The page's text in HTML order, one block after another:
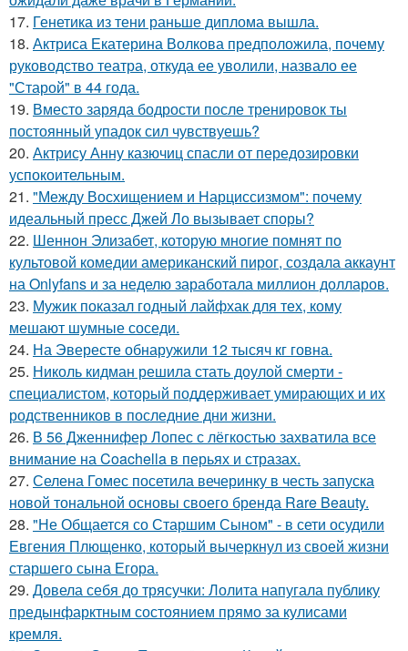
17. Генетика из тени раньше диплома вышла.
18. Актриса Екатерина Волкова предположила, почему
руководство театра, откуда ее уволили, назвало ее
"Старой" в 44 года.
19. Вместо заряда бодрости после тренировок ты
постоянный упадок сил чувствуешь?
20. Актрису Анну казючиц спасли от передозировки
успокоительным.
21. "Между Восхищением и Нарциссизмом": почему
идеальный пресс Джей Ло вызывает споры?
22. Шеннон Элизабет, которую многие помнят по
культовой комедии американский пирог, создала аккаунт
на Onlyfans и за неделю заработала миллион долларов.
23. Мужик показал годный лайфхак для тех, кому
мешают шумные соседи.
24. На Эвересте обнаружили 12 тысяч кг говна.
25. Николь кидман решила стать доулой смерти -
специалистом, который поддерживает умирающих и их
родственников в последние дни жизни.
26. В 56 Дженнифер Лопес с лёгкостью захватила все
внимание на Coachella в перьях и стразах.
27. Селена Гомес посетила вечеринку в честь запуска
новой тональной основы своего бренда Rare Beauty.
28. "Не Общается со Старшим Сыном" - в сети осудили
Евгения Плющенко, который вычеркнул из своей жизни
старшего сына Егора.
29. Довела себя до трясучки: Лолита напугала публику
предынфарктным состоянием прямо за кулисами
кремля.